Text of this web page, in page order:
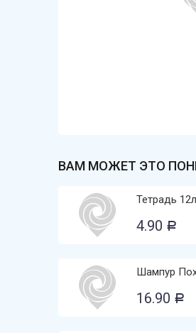
ВАМ МОЖЕТ ЭТО
Тетрадь
4.90 Р
Шампур
16.90 Р